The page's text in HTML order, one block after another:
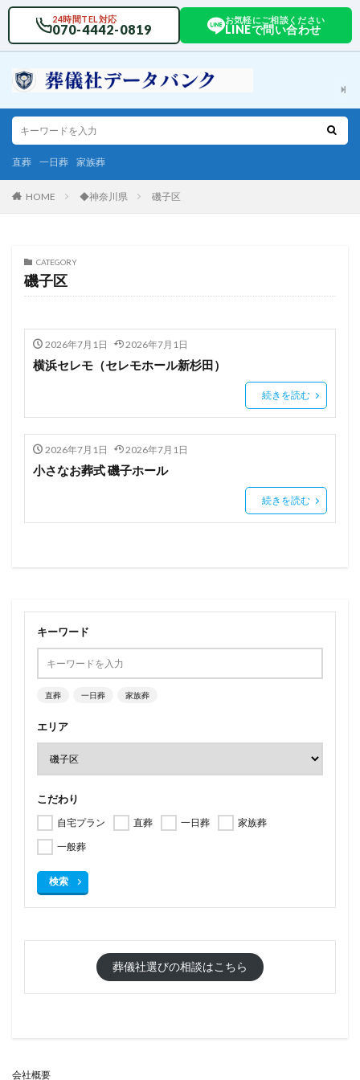
24時間TEL対応
070-4442-0819
お気軽にご相談ください
LINEで問い合わせ
直葬 一日葬 家族葬
HOME ◆神奈川県 磯子区
CATEGORY
磯子区
2026年7月1日 2026年7月1日
横浜セレモ（セレモホール新杉田）
続きを読む
2026年7月1日 2026年7月1日
小さなお葬式 磯子ホール
続きを読む
キーワード
直葬 一日葬 家族葬
エリア
こだわり
自宅プラン 直葬 一日葬
家族葬
一般葬
検索
葬儀社選びの相談はこちら
会社概要